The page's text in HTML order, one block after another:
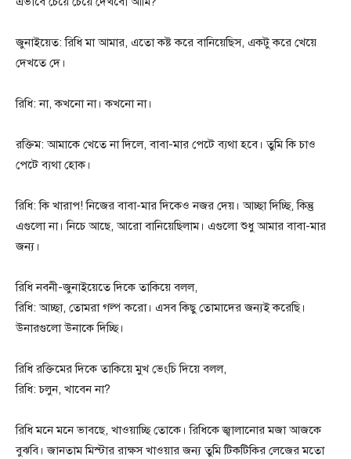
জুনাইয়েত: রিধি মা আমার, এতো কষ্ট করে বানিয়েছিস, একটু করে খেয়ে
দেখতে দে।
রিধি: না, কখনো না। কখনো না।
রক্তিম: আমাকে খেতে না দিলে, বাবা-মার পেটে ব্যথা হবে। তুমি কি চাও
পেটে ব্যথা হোক।
রিধি: কি খারাপ! নিজের বাবা-মার দিকেও নজর দেয়। আচ্ছা দিচ্ছি, কিন্তু
এগুলো না। নিচে আছে, আরো বানিয়েছিলাম। এগুলো শুধু আমার বাবা-মার
জন্য।
রিধি নবনী-জুনাইয়েতে দিকে তাকিয়ে বলল,
রিধি: আচ্ছা, তোমরা গল্প করো। এসব কিছু তোমাদের জন্যই করেছি।
উনারগুলো উনাকে দিচ্ছি।
রিধি রক্তিমের দিকে তাকিয়ে মুখ ভেংচি দিয়ে বলল,
রিধি: চলুন, খাবেন না?
রিধি মনে মনে ভাবছে, খাওয়াচ্ছি তোকে। রিধিকে জ্বালানোর মজা আজকে
বুঝবি। জানতাম মিস্টার রাক্ষস খাওয়ার জন্য তুমি টিকটিকির লেজের মতো